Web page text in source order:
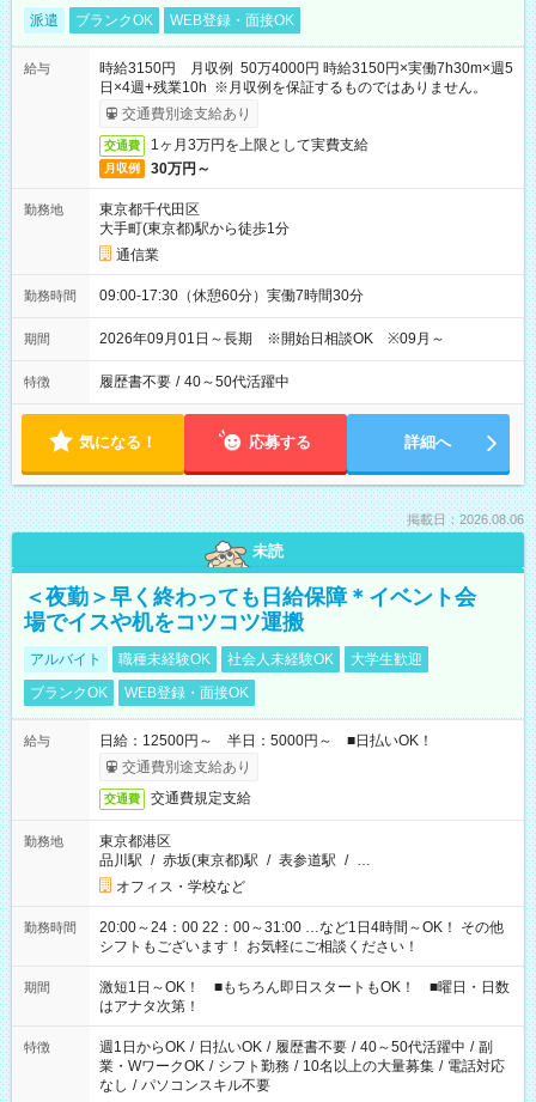
派遣 ブランクOK WEB登録・面接OK
給与
時給3150円 月収例 50万4000円 時給3150円×実働7h30m×週5
日×4週+残業10h ※月収例を保証するものではありません。
交通費別途支給あり
交通費 1ヶ月3万円を上限として実費支給
月収例 30万円～
勤務地
東京都千代田区
大手町(東京都)駅から徒歩1分
通信業
勤務時間 09:00-17:30（休憩60分）実働7時間30分
期間 2026年09月01日～長期 ※開始日相談OK ※09月～
特徴 履歴書不要 / 40～50代活躍中
気になる！ 応募する 詳細へ
掲載日：2026.08.06
未読
＜夜勤＞早く終わっても日給保障＊イベント会
場でイスや机をコツコツ運搬
アルバイト 職種未経験OK 社会人未経験OK
大学生歓迎
ブランクOK
WEB登録・面接OK
給与
日給：12500円～ 半日：5000円～ ■日払いOK！
交通費別途支給あり
交通費 交通費規定支給
勤務地
東京都港区
品川駅 / 赤坂(東京都)駅 / 表参道駅 / …
オフィス・学校など
勤務時間
20:00～24：00 22：00～31:00 …など1日4時間～OK！ その他
シフトもございます！ お気軽にご相談ください！
期間
激短1日～OK！ ■もちろん即日スタートもOK！ ■曜日・日数
はアナタ次第！
特徴 週1日からOK / 日払いOK / 履歴書不要 / 40～50代活躍中 / 副
業・WワークOK / シフト勤務 / 10名以上の大量募集 / 電話対応
なし / パソコンスキル不要